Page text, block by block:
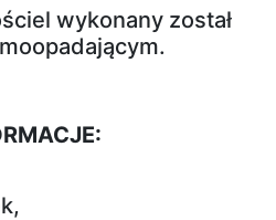
wykonany został